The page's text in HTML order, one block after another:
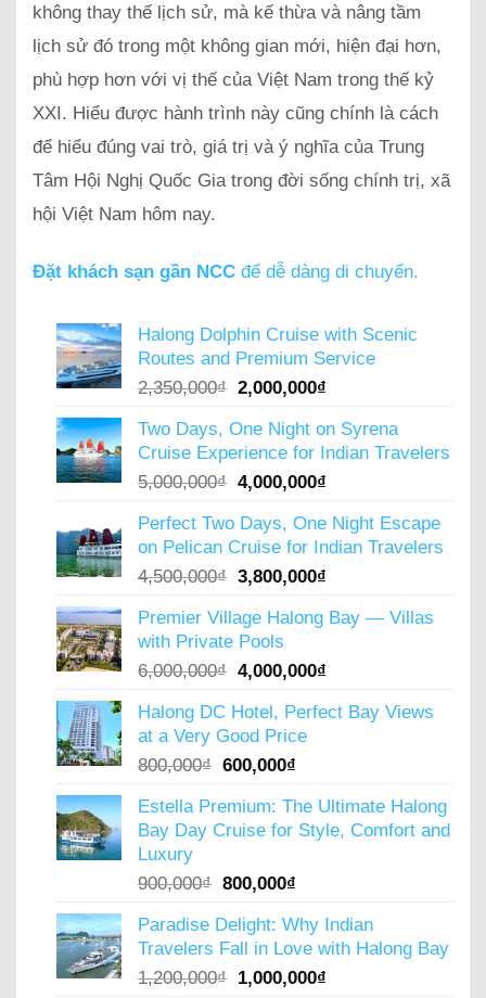
không thay thế lịch sử, mà kế thừa và nâng tầm
lịch sử đó trong một không gian mới, hiện đại hơn,
phù hợp hơn với vị thế của Việt Nam trong thế kỷ
XXI. Hiểu được hành trình này cũng chính là cách
để hiểu đúng vai trò, giá trị và ý nghĩa của Trung
Tâm Hội Nghị Quốc Gia trong đời sống chính trị, xã
hội Việt Nam hôm nay.
Đặt khách sạn gần NCC để dễ dàng di chuyển.
Halong Dolphin Cruise with Scenic
Routes and Premium Service
2,350,000₫ Original
was:
2,350,000₫.
2,000,000₫
is:
2,000,000₫.
Two Days, One Night on Syrena
Cruise Experience for Indian Travelers
5,000,000₫ Original
was:
5,000,000₫.
4,000,000₫
is:
4,000,000₫.
Perfect Two Days, One Night Escape
on Pelican Cruise for Indian Travelers
4,500,000₫ Original
was:
4,500,000₫.
3,800,000₫
is:
Premier Village Halong Bay — Villas
with Private Pools
6,000,000₫ Original
was:
6,000,000₫.
4,000,000₫
is:
Halong DC Hotel, Perfect Bay Views
at a Very Good Price
800,000₫ Original
was:
800,000₫.
600,000₫
is:
600,000₫.
Estella Premium: The Ultimate Halong
Bay Day Cruise for Style, Comfort and
Luxury
900,000₫ Original
was:
900,000₫.
800,000₫
is:
800,000₫.
Paradise Delight: Why Indian
Travelers Fall in Love with Halong Bay
1,200,000₫ Original
1,000,000₫